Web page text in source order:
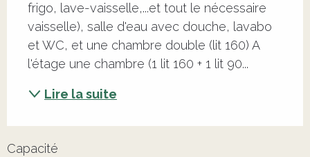
frigo, lave-vaisselle,...et tout le nécessaire
vaisselle), salle d'eau avec douche, lavabo
et WC, et une chambre double (lit 160) A
l'étage une chambre (1 lit 160 + 1 lit 90...
Lire la suite
Capacité